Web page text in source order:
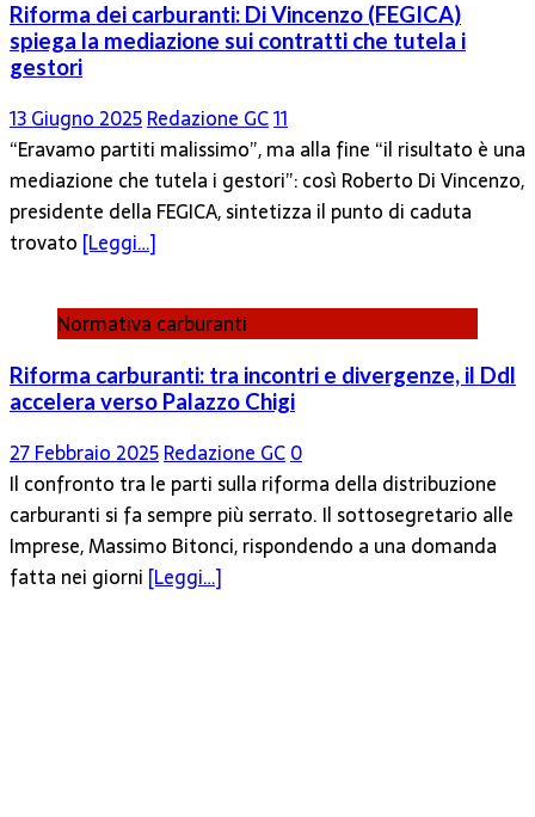
Riforma dei carburanti: Di Vincenzo (FEGICA)
spiega la mediazione sui contratti che tutela i
gestori
13 Giugno 2025Redazione GC11
“Eravamo partiti malissimo”, ma alla fine “il risultato è una
mediazione che tutela i gestori”: così Roberto Di Vincenzo,
presidente della FEGICA, sintetizza il punto di caduta
trovato [Leggi…]
Normativa carburanti
Riforma carburanti: tra incontri e divergenze, il Ddl
accelera verso Palazzo Chigi
27 Febbraio 2025Redazione GC0
Il confronto tra le parti sulla riforma della distribuzione
carburanti si fa sempre più serrato. Il sottosegretario alle
Imprese, Massimo Bitonci, rispondendo a una domanda
fatta nei giorni [Leggi…]